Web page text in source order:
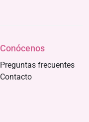
Conócenos
Preguntas frecuentes
Contacto